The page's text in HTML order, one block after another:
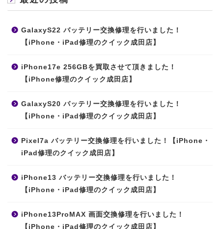
GalaxyS22 バッテリー交換修理を行いました！
【iPhone・iPad修理のクイック成田店】
iPhone17e 256GBを買取させて頂きました！
【iPhone修理のクイック成田店】
GalaxyS20 バッテリー交換修理を行いました！
【iPhone・iPad修理のクイック成田店】
Pixel7a バッテリー交換修理を行いました！【iPhone・
iPad修理のクイック成田店】
iPhone13 バッテリー交換修理を行いました！
【iPhone・iPad修理のクイック成田店】
iPhone13ProMAX 画面交換修理を行いました！
【iPhone・iPad修理のクイック成田店】